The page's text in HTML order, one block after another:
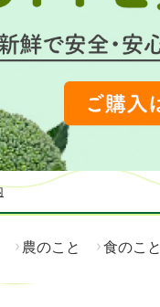
農のこと 食のこと